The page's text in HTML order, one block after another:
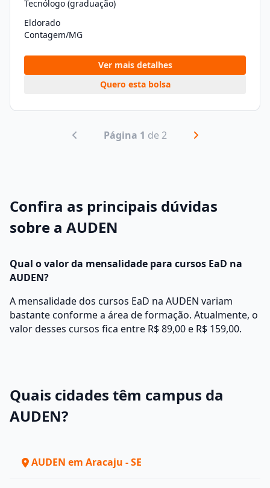
Tecnólogo (graduação)
Eldorado
Contagem/MG
Ver mais detalhes
Quero esta bolsa
Página 1 de 2
Confira as principais dúvidas
sobre a AUDEN
Qual o valor da mensalidade para cursos EaD na
AUDEN?
A mensalidade dos cursos EaD na AUDEN variam
bastante conforme a área de formação. Atualmente, o
valor desses cursos fica entre R$ 89,00 e R$ 159,00.
Quais cidades têm campus da
AUDEN?
AUDEN em Aracaju - SE